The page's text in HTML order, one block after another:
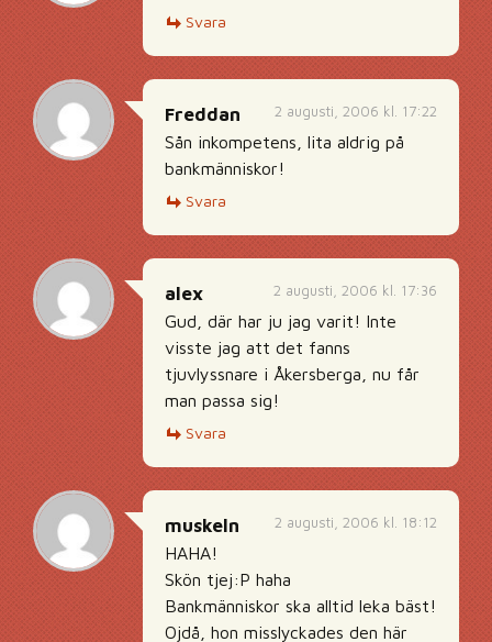
Svara
2 augusti, 2006 kl. 17:22
Freddan
Sån inkompetens, lita aldrig på
bankmänniskor!
Svara
2 augusti, 2006 kl. 17:36
alex
Gud, där har ju jag varit! Inte
visste jag att det fanns
tjuvlyssnare i Åkersberga, nu får
man passa sig!
Svara
2 augusti, 2006 kl. 18:12
muskeln
HAHA!
Skön tjej:P haha
Bankmänniskor ska alltid leka bäst!
Ojdå, hon misslyckades den här